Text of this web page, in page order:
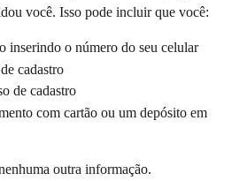
você. Isso pode incluir que você:
inserindo o número do seu celular
cadastro
de cadastro
com cartão ou um depósito em
outra informação.